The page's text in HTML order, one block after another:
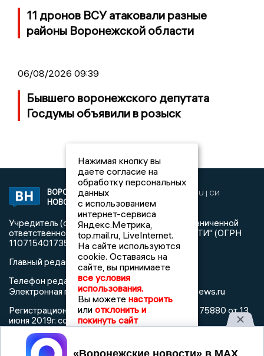
11 дронов ВСУ атаковали разные
районы Воронежской области
06/08/2026 09:39
Бывшего воронежского депутата
Госдумы объявили в розыск
ВОРОНЕЖСКИЕ
НОВОСТИ
2019 © VORONEZHNEWS.RU | СИ
«Воронежские новости»
Учредитель (соучредители): Общество с ограниченной
ответственностью "РЕГИОНАЛЬНЫЕ НОВОСТИ" (ОГРН
1107154017354)
Главный редактор: Пирогов А.А.
Телефон редакции: +7 (473) 262 77 92
Электронная почта редакции:info@voronezhnews.ru
Регистрационный номер: серия Эл № ФС 77 - 75880 от 13
июня 2019г. согласно выписке из реестра
зарегистрированных средств массовой информации
выдана Федеральной службой по надзору в сфере связи,
информационных технологий и массовых коммуникаций
Нажимая кнопку вы
даете согласие на
обработку персональных
данных
с использованием
интернет-сервиса
Яндекс.Метрика,
top.mail.ru, LiveInternet.
На сайте используются
cookie. Оставаясь на
сайте, вы принимаете
все условия
использования.
Вы можете настроить
или отклонить и
покинуть сайт
Принять